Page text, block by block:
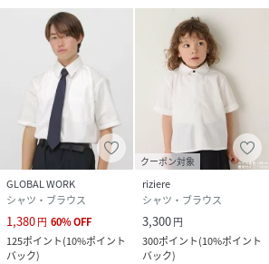
GLOBAL WORK
シャツ・ブラウス
1,380円 60%OFF
125ポイント(10%ポイント
バック)
クーポン対象
riziere
シャツ・ブラウス
3,300円
300ポイント(10%ポイント
バック)